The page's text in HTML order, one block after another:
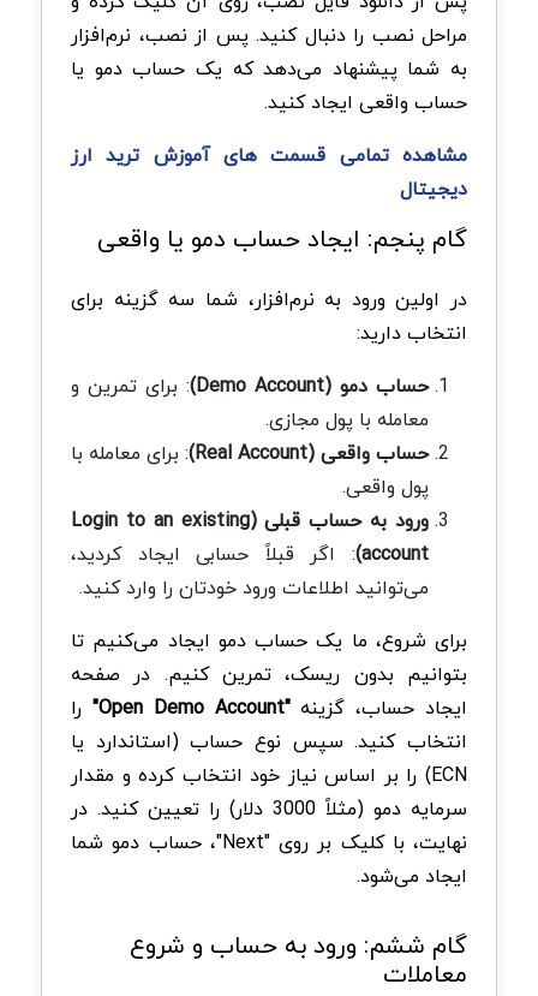
مراحل نصب را دنبال کنید. پس از نصب، نرم‌افزار
به شما پیشنهاد می‌دهد که یک حساب دمو یا
حساب واقعی ایجاد کنید.
مشاهده تمامی قسمت هایآموزش ترید ارز
دیجیتال
گام پنجم: ایجاد حساب دمو یا واقعی
در اولین ورود به نرم‌افزار، شما سه گزینه برای
انتخاب دارید:
حساب دمو (Demo Account)
: برای تمرین و
معامله با پول مجازی.
حساب واقعی (Real Account)
: برای معامله با
پول واقعی.
ورود به حساب قبلی (Login to an existing
account) : اگر قبلاً حسابی ایجاد کردید،
می‌توانید اطلاعات ورود خودتان را وارد کنید.
برای شروع، ما یک حساب دمو ایجاد می‌کنیم تا
بتوانیم بدون ریسک، تمرین کنیم. در صفحه
ایجاد حساب، گزینه"Open Demo Account"
را
انتخاب کنید. سپس نوع حساب (استاندارد یا
ECN) را بر اساس نیاز خود انتخاب کرده و مقدار
سرمایه دمو (مثلاً 3000 دلار) را تعیین کنید. در
نهایت، با کلیک بر روی "Next"، حساب دمو شما
ایجاد می‌شود.
گام ششم: ورود به حساب و شروع
معاملات